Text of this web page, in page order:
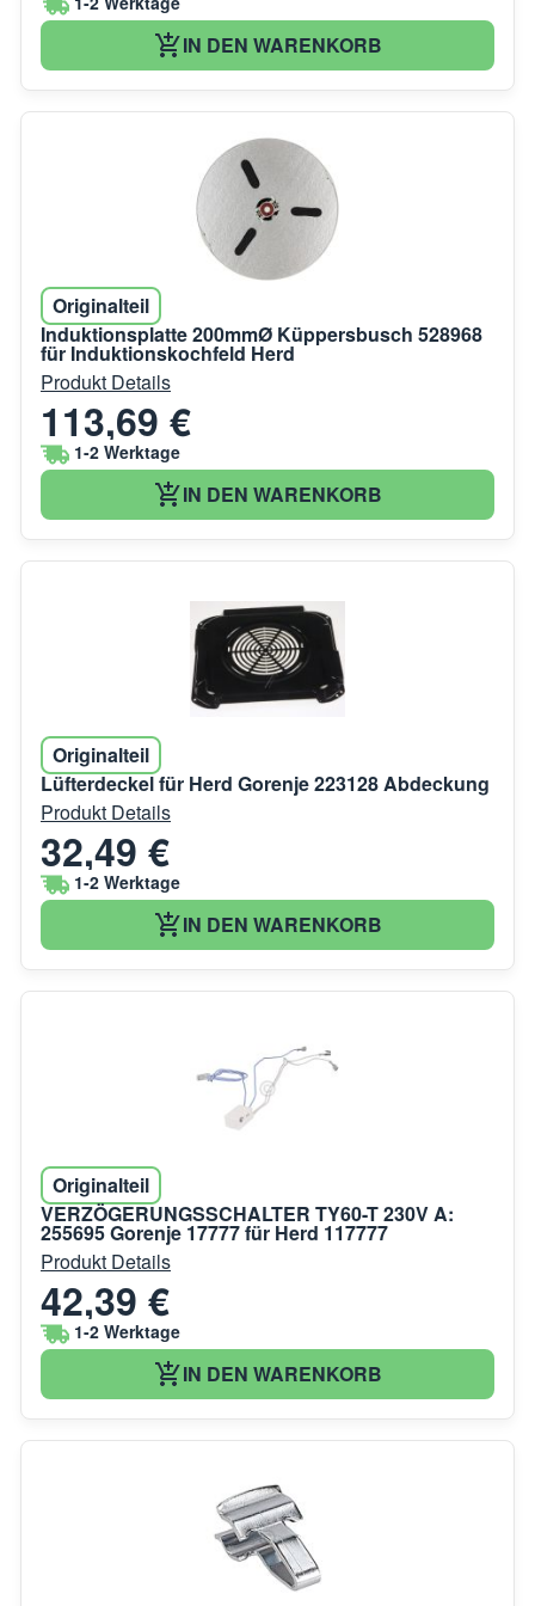
IN DEN WARENKORB
Originalteil
Induktionsplatte 200mmØ Küppersbusch 528968
für Induktionskochfeld Herd
Produkt Details
113,69 €
1-2 Werktage
IN DEN WARENKORB
Originalteil
Lüfterdeckel für Herd Gorenje 223128 Abdeckung
Produkt Details
32,49 €
1-2 Werktage
IN DEN WARENKORB
Originalteil
VERZÖGERUNGSSCHALTER TY60-T 230V A:
255695 Gorenje 17777 für Herd 117777
Produkt Details
42,39 €
1-2 Werktage
IN DEN WARENKORB